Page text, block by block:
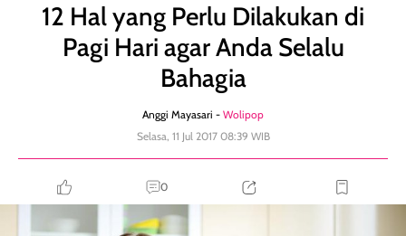
12 Hal yang Perlu Dilakukan di
Pagi Hari agar Anda Selalu
Bahagia
Anggi Mayasari - Wolipop
Selasa, 11 Jul 2017 08:39 WIB
0